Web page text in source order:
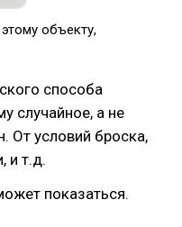
объекту,
способа
случайное, а не
От условий броска,
и т.д.
показаться.